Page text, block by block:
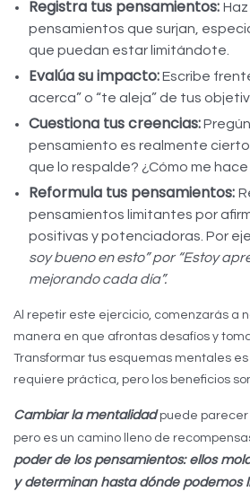
Registra tus pensamientos:
pensamientos que surjan,
que puedan estar limitándote.
Evalúa su impacto:Escribe
acerca” o “te aleja” de tus
Cuestiona tus creencias:
pensamiento es realmente
que lo respalde? ¿Cómo me
Reformula tus pensamientos:
pensamientos limitantes por
positivas y potenciadoras. Por
soy bueno en esto” por “Estoy
mejorando cada día”.
Al repetir este ejercicio, comenzarás a
manera en que afrontas desafíos y
Transformar tus esquemas mentales es
requiere práctica, pero los beneficios
Cambiar la mentalidadpuede parecer
pero es un camino lleno de
poder de los pensamientos: ellos
y determinan hasta dónde podemos